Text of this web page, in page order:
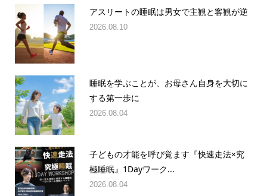
アスリートの睡眠は男女で主観と客観が逆
2026.08.10
睡眠を学ぶことが、お母さん自身を大切に
する第一歩に
2026.08.04
子どもの才能を呼び覚ます『快速走法×究
極睡眠』1Dayワーク...
2026.08.04